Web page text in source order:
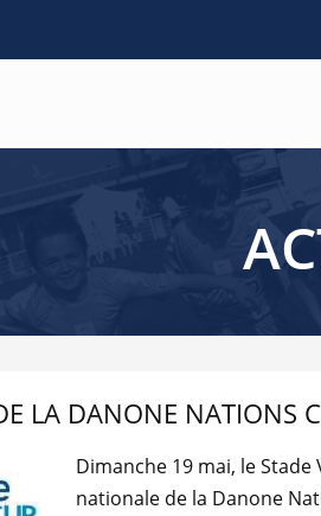
LA DANONE NATIONS
Dimanche 19 mai, le
nationale de la Danone